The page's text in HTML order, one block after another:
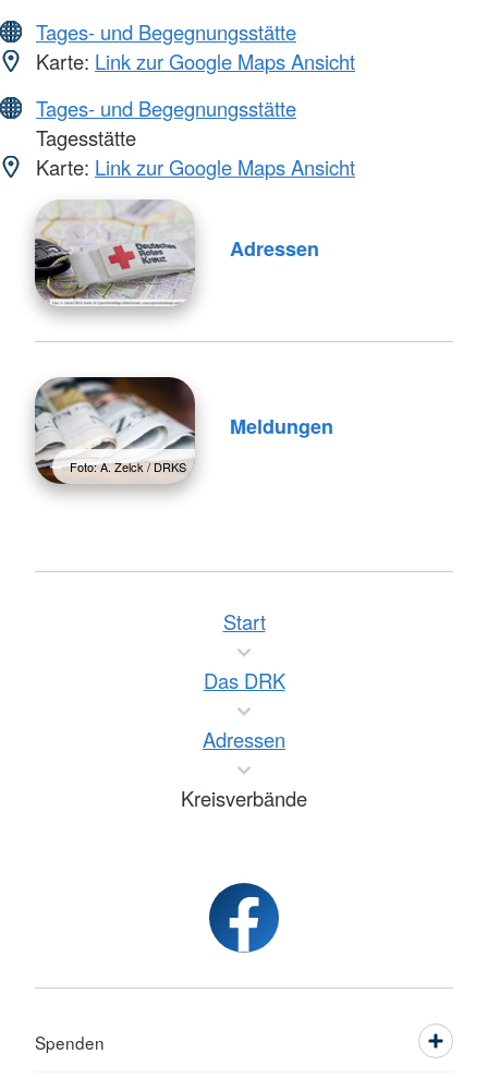
Tages- und Begegnungsstätte
Karte: Link zur Google Maps Ansicht
Tages- und Begegnungsstätte
Tagesstätte
Karte: Link zur Google Maps Ansicht
Adressen
Foto: A. Zelck / DRKS
Meldungen
Start
Das DRK
Adressen
Kreisverbände
Spenden